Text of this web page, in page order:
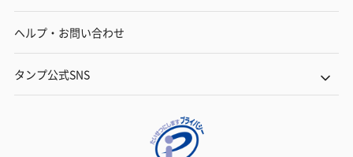
ヘルプ・お問い合わせ
タンプ公式SNS